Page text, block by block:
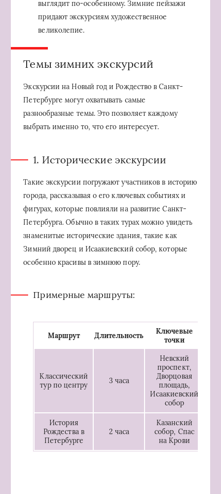
выглядит по-особенному. Зимние пейзажи
придают экскурсиям художественное
великолепие.
Темы зимних экскурсий
Экскурсии на Новый год и Рождество в Санкт-
Петербурге могут охватывать самые
разнообразные темы. Это позволяет каждому
выбрать именно то, что его интересует.
1. Исторические экскурсии
Такие экскурсии погружают участников в историю
города, рассказывая о его ключевых событиях и
фигурах, которые повлияли на развитие Санкт-
Петербурга. Обычно в таких турах можно увидеть
знаменитые исторические здания, такие как
Зимний дворец и Исаакиевский собор, которые
особенно красивы в зимнюю пору.
Примерные маршруты:
Маршрут Длительность
Ключевые
точки
Классический
тур по центру
3 часа
Невский
проспект,
Дворцовая
площадь,
Исаакиевский
собор
История
Рождества в
Петербурге
2 часа
Казанский
собор, Спас
на Крови